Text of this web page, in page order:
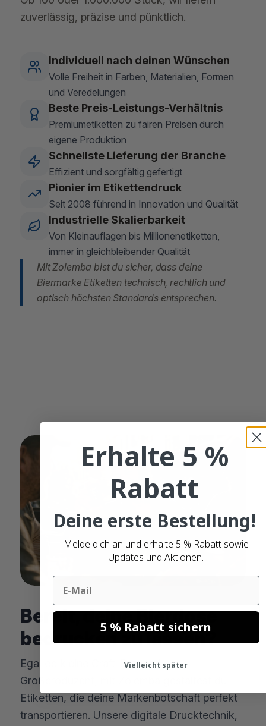
zuverlässig, präzise und pünktlich.
Individuell nach deinen Wünschen
Volle Freiheit in Farben, Materialien, Formen
und Veredelungen
Beste Preis-Leistungs-Verhältnis
Premiumetiketten zu fairen Preisen durch
eigene Produktion
Schnellste Lieferung der Branche
Effizient und sorgfältig gefertigt
Pionier im Etikettendruck
Seit 2008 führend in Innovation und Qualität
Industrielle Skalierbarkeit
Von Kleinauflagen bis Millionenetiketten,
immer in gleichbleibender Qualität
Mit Zolemba bist du sicher, dass deine
Biermarke Etiketten technisch, rechtlich und
optisch höchsten Standards entsprechen.
Bereit, deine Bierdose
bedrucken zu lassen?
Egal ob kleine Craft-Brauerei oder
Großproduzent, mit Zolemba gestaltest du
Etiketten, die deine Markenbotschaft perfekt
transportieren. Unsere digitale Drucktechnik,
Erhalte 5 %
Rabatt
Deine erste Bestellung!
Melde dich an und erhalte 5 % Rabatt sowie
Updates und Aktionen.
Email
5 % Rabatt sichern
Vielleicht später